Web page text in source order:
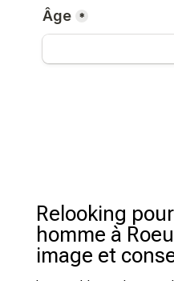
Relooking
homme à
image et